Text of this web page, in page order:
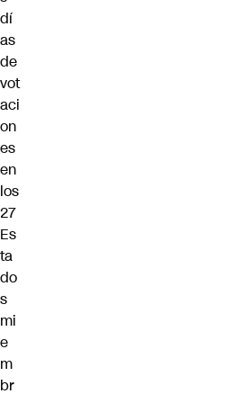
dí
as
de
vot
aci
on
es
en
los
27
Es
ta
do
s
mi
e
m
br